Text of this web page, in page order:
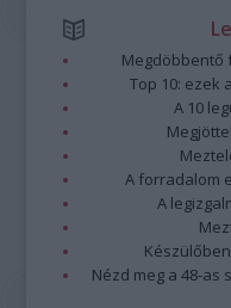
Megdöbbentő
Top 10: ezek
A 10
A forradalom
A
Nézd meg a 48-